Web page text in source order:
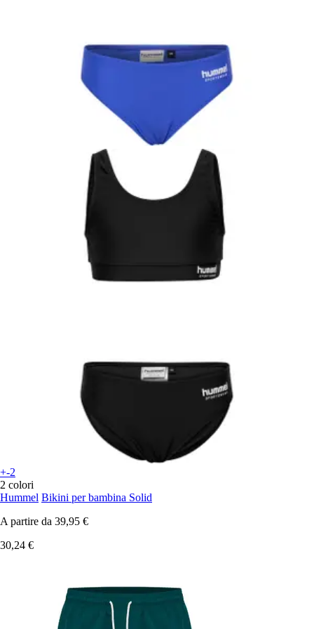
+-2
2 colori
Hummel Bikini per bambina Solid
A partire da 39,95 €
30,24 €